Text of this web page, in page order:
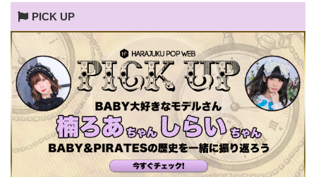
PICK UP